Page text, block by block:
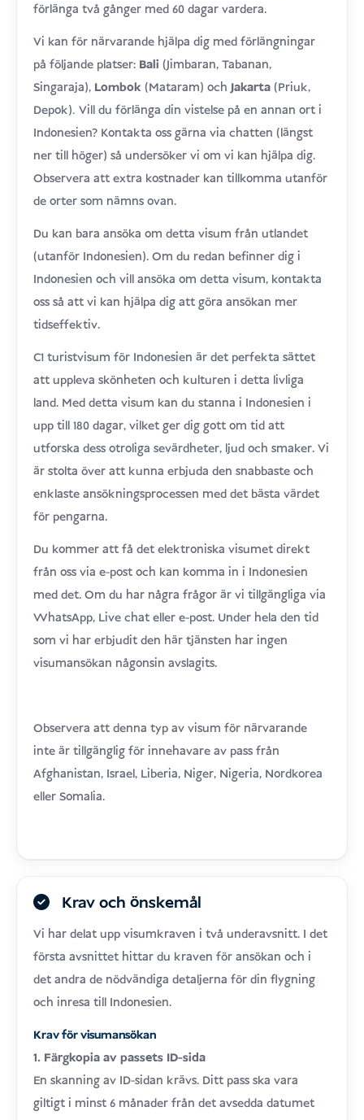
förlänga två gånger med 60 dagar vardera.
Vi kan för närvarande hjälpa dig med förlängningar
på följande platser: Bali (Jimbaran, Tabanan,
Singaraja), Lombok (Mataram) ochJakarta(Priuk,
Depok). Vill du förlänga din vistelse på en annan ort i
Indonesien? Kontakta oss gärna via chatten (längst
ner till höger) så undersöker vi om vi kan hjälpa dig.
Observera att extra kostnader kan tillkomma utanför
de orter som nämns ovan.
Du kan bara ansöka om detta visum från utlandet
(utanför Indonesien). Om du redan befinner dig i
Indonesien och vill ansöka om detta visum, kontakta
oss så att vi kan hjälpa dig att göra ansökan mer
tidseffektiv.
C1 turistvisum för Indonesien är det perfekta sättet
att uppleva skönheten och kulturen i detta livliga
land. Med detta visum kan du stanna i Indonesien i
upp till 180 dagar, vilket ger dig gott om tid att
utforska dess otroliga sevärdheter, ljud och smaker. Vi
är stolta över att kunna erbjuda den snabbaste och
enklaste ansökningsprocessen med det bästa värdet
för pengarna.
Du kommer att få det elektroniska visumet direkt
från oss via e-post och kan komma in i Indonesien
med det. Om du har några frågor är vi tillgängliga via
WhatsApp, Live chat eller e-post. Under hela den tid
som vi har erbjudit den här tjänsten har ingen
visumansökan någonsin avslagits.
Observera att denna typ av visum för närvarande
inte är tillgänglig för innehavare av pass från
Afghanistan, Israel, Liberia, Niger, Nigeria, Nordkorea
eller Somalia.
Krav och önskemål
Vi har delat upp visumkraven i två underavsnitt. I det
första avsnittet hittar du kraven för ansökan och i
det andra de nödvändiga detaljerna för din flygning
och inresa till Indonesien.
Krav för visumansökan
1. Färgkopia av passets ID-sida
En skanning av ID-sidan krävs. Ditt pass ska vara
giltigt i minst 6 månader från det avsedda datumet